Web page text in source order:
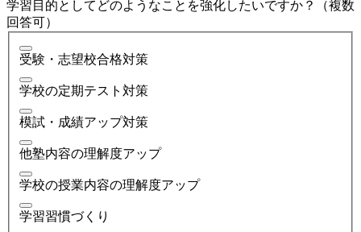
学習目的としてどのようなことを強化したいですか？（複数
回答可）
受験・志望校合格対策
学校の定期テスト対策
模試・成績アップ対策
他塾内容の理解度アップ
学校の授業内容の理解度アップ
学習習慣づくり